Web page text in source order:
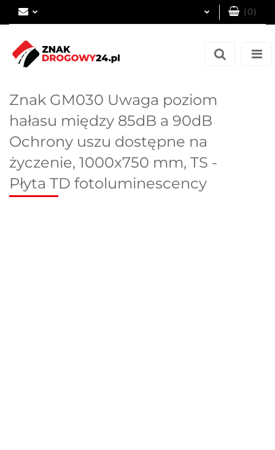
(0)
Znak GM030 Uwaga poziom
hałasu między 85dB a 90dB
Ochrony uszu dostępne na
życzenie, 1000x750 mm, TS -
Płyta TD fotoluminescency